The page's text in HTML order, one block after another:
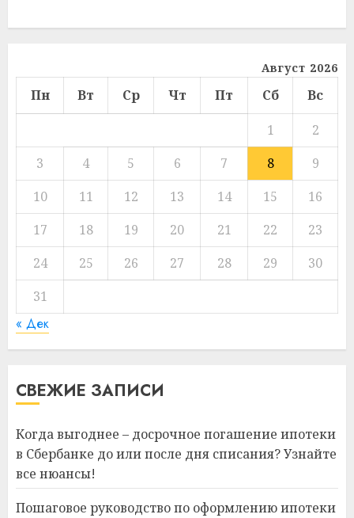
Август 2026
Пн Вт Ср Чт Пт Сб
Вс
1
2
3
4 5 6 7 8
9
10
11 12 13 14 15
16
17
18 19 20 21 22
23
24
25 26 27 28 29
30
31
« Дек
СВЕЖИЕ ЗАПИСИ
Когда выгоднее – досрочное погашение ипотеки
в Сбербанке до или после дня списания? Узнайте
все нюансы!
Пошаговое руководство по оформлению ипотеки